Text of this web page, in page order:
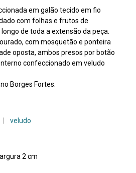
em galão tecido em fio
com folhas e frutos de
de toda a extensão da peça.
com mosquetão e ponteira
oposta, ambos presos por botão
confeccionado em veludo
Borges Fortes.
veludo
2 cm